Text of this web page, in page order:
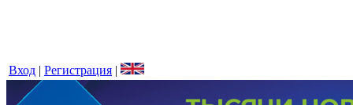
Вход | Регистрация |